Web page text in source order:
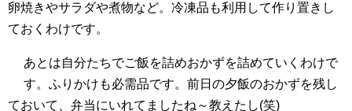
卵焼きやサラダや煮物など。冷凍品も利用して作り置きし
ておくわけです。
あとは自分たちでご飯を詰めおかずを詰めていくわけで
す。ふりかけも必需品です。前日の夕飯のおかずを残し
ておいて、弁当にいれてましたね～教えたし(笑)